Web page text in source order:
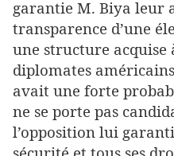
garantie M. Biya leur
transparence d’une
une structure acquise
diplomates
avait une forte
ne se porte pas
l’opposition lui